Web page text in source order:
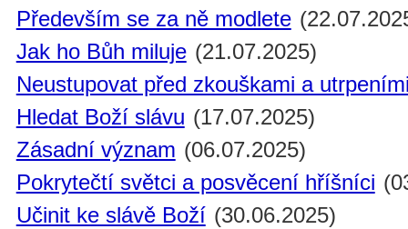
Především se za ně modlete
Jak ho Bůh miluje (21.07.2025)
Neustupovat před zkouškami a
Hledat Boží slávu (17.07.2025)
Zásadní význam (06.07.2025)
Pokrytečtí světci a posvěcení hříšníci
Učinit ke slávě Boží (30.06.2025)